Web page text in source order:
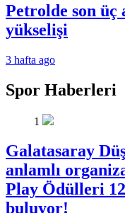
Petrolde son üç
yükselişi
3 hafta ago
Spor Haberleri
1
Galatasaray
anlamlı
Play Ödülleri
buluyor!